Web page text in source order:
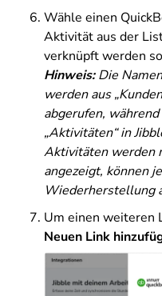
Wähle einen
Aktivität aus der
verknüpft werden
Hinweis:Die
werden aus
abgerufen,
„Aktivitäten“ in
Aktivitäten werden
angezeigt, können
Wiederherstellung
Um einen weiteren
Neuen Link